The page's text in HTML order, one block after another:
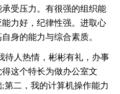
受压力。有很强的组织能
力好，纪律性强。进取心
身的能力与综合素质。
人热情，彬彬有礼，办事
这个特长为做办公室文
第二，我的计算机操作能力